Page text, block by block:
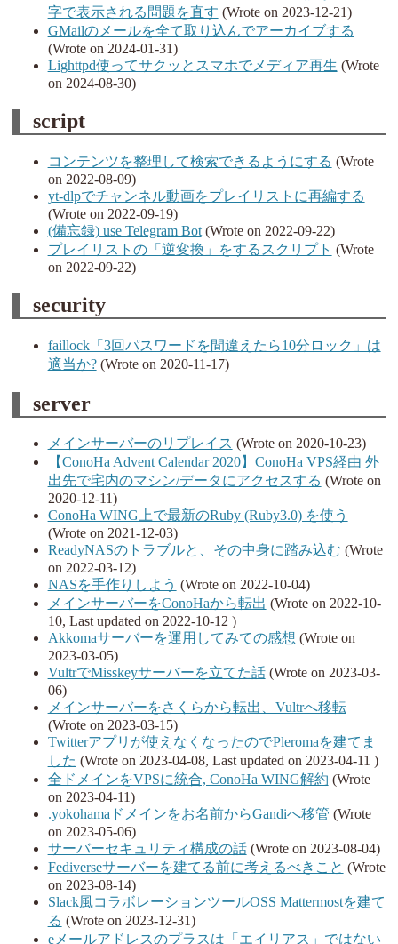
字で表示される問題を直す (Wrote on 2023-12-21)
GMailのメールを全て取り込んでアーカイブする
(Wrote on 2024-01-31)
Lighttpd使ってサクッとスマホでメディア再生 (Wrote
on 2024-08-30)
script
コンテンツを整理して検索できるようにする (Wrote
on 2022-08-09)
yt-dlpでチャンネル動画をプレイリストに再編する
(Wrote on 2022-09-19)
(備忘録) use Telegram Bot(Wrote on 2022-09-22)
プレイリストの「逆変換」をするスクリプト (Wrote
on 2022-09-22)
security
faillock「3回パスワードを間違えたら10分ロック」は
適当か?(Wrote on 2020-11-17)
server
メインサーバーのリプレイス (Wrote on 2020-10-23)
【ConoHa Advent Calendar 2020】ConoHa VPS経由 外
出先で宅内のマシン/データにアクセスする (Wrote on
2020-12-11)
ConoHa WING上で最新のRuby (Ruby3.0) を使う
(Wrote on 2021-12-03)
ReadyNASのトラブルと、その中身に踏み込む (Wrote
on 2022-03-12)
NASを手作りしよう (Wrote on 2022-10-04)
メインサーバーをConoHaから転出 (Wrote on 2022-10-
10, Last updated on 2022-10-12 )
Akkomaサーバーを運用してみての感想 (Wrote on
2023-03-05)
VultrでMisskeyサーバーを立てた話(Wrote on 2023-03-
06)
メインサーバーをさくらから転出、Vultrへ移転
(Wrote on 2023-03-15)
Twitterアプリが使えなくなったのでPleromaを建てま
した (Wrote on 2023-04-08, Last updated on 2023-04-11 )
全ドメインをVPSに統合, ConoHa WING解約 (Wrote
on 2023-04-11)
.yokohamaドメインをお名前からGandiへ移管 (Wrote
on 2023-05-06)
サーバーセキュリティ構成の話(Wrote on 2023-08-04)
Fediverseサーバーを建てる前に考えるべきこと (Wrote
on 2023-08-14)
Slack風コラボレーションツールOSS Mattermostを建て
る (Wrote on 2023-12-31)
eメールアドレスのプラスは「エイリアス」ではない